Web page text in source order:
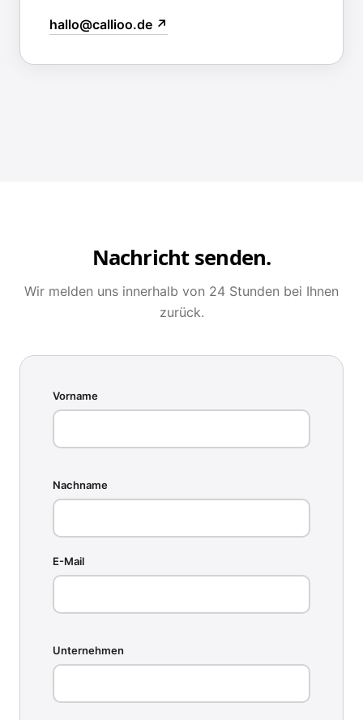
hallo@callioo.de ↗
Nachricht senden.
Wir melden uns innerhalb von 24 Stunden bei Ihnen
zurück.
Vorname
Nachname
E-Mail
Unternehmen